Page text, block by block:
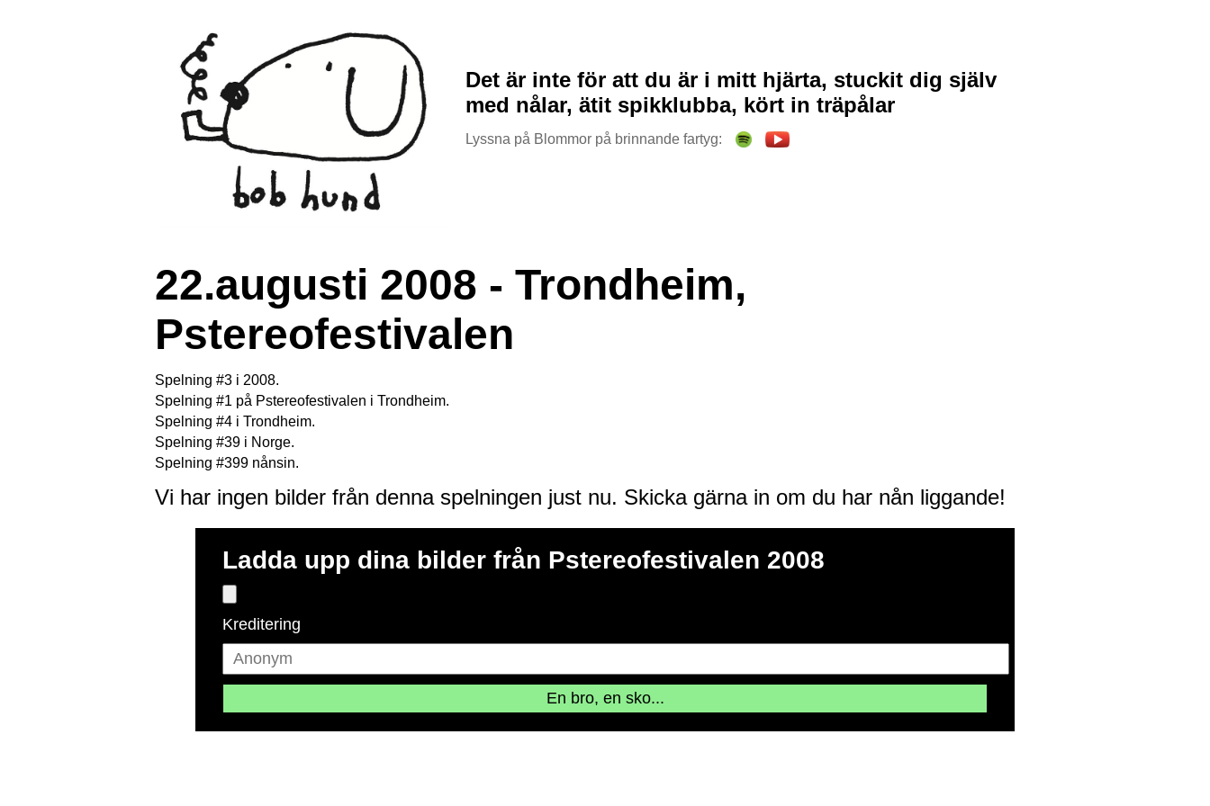
Det är inte för att du är i mitt hjärta, stuckit dig själv
med nålar, ätit spikklubba, kört in träpålar
Lyssna på Blommor på brinnande fartyg:
22.augusti 2008 - Trondheim,
Pstereofestivalen
Spelning #3 i 2008.
Spelning #1 på Pstereofestivalen i Trondheim.
Spelning #4 i Trondheim.
Spelning #39 i Norge.
Spelning #399 nånsin.
Vi har ingen bilder från denna spelningen just nu. Skicka gärna in om du har nån liggande!
Ladda upp dina bilder från Pstereofestivalen 2008
Kreditering